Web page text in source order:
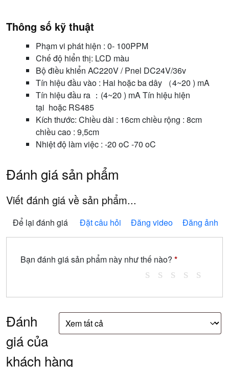
Thông số kỹ thuật
Phạm vi phát hiện : 0- 100PPM
Chế độ hiển thị: LCD màu
Bộ điều khiển AC220V / Pnel DC24V/36v
Tín hiệu đầu vào : Hai hoặc ba dây （4~20 ) mA
Tín hiệu đầu ra ：(4~20 ) mATín hiệu hiện
tại hoặc RS485
Kích thước: Chiều dài : 16cm chiều rộng : 8cm
chiều cao : 9,5cm
Nhiệt độ làm việc : -20 oC -70 oC
Đánh giá sản phẩm
Viết đánh giá về sản phẩm...
Để lại đánh giá Đặt câu hỏi Đăng video Đăng ảnh
Bạn đánh giá sản phẩm này như thế nào? *
Đánh
giá của
khách hàng